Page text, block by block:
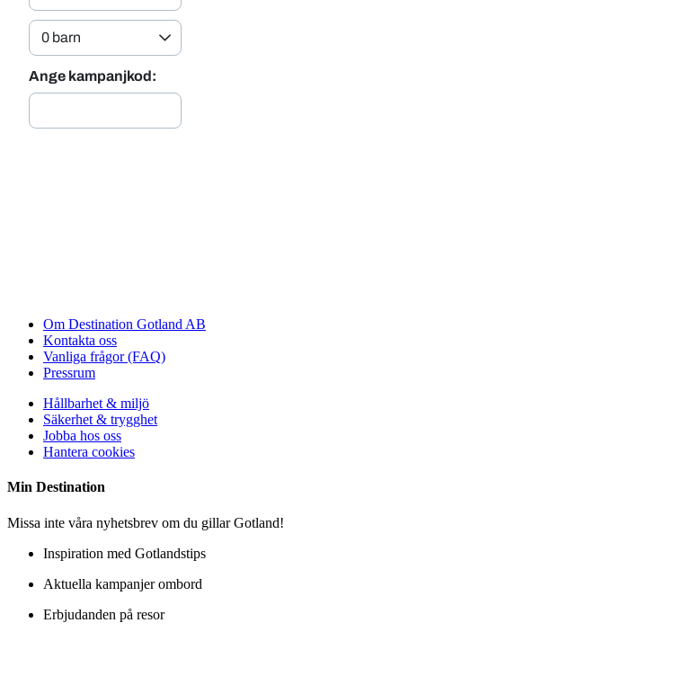
Ange kampanjkod:
Om Destination Gotland AB
Kontakta oss
Vanliga frågor (FAQ)
Pressrum
Hållbarhet & miljö
Säkerhet & trygghet
Jobba hos oss
Hantera cookies
Min Destination
Missa inte våra nyhetsbrev om du gillar Gotland!
Inspiration med Gotlandstips
Aktuella kampanjer ombord
Erbjudanden på resor